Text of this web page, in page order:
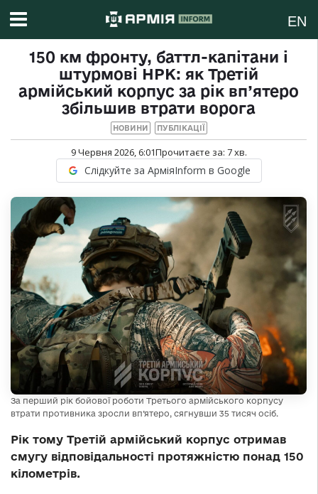
EN
150 км фронту, баттл-капітани і
штурмові НРК: як Третій
армійський корпус за рік вп’ятеро
збільшив втрати ворога
НОВИНИ ПУБЛІКАЦІЇ
9 Червня 2026, 6:01Прочитаєте за: 7хв.
Слідкуйте за АрміяInform в Google
За перший рік бойової роботи Третього армійського корпусу
втрати противника зросли вп’ятеро, сягнувши 35 тисяч осіб.
Рік тому Третій армійський корпус отримав
смугу відповідальності протяжністю понад 150
кілометрів.